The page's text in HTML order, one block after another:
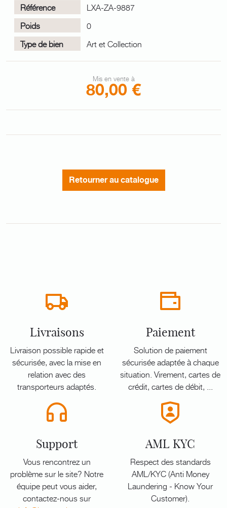
Référence
LXA-ZA-9887
Poids
0
Type de bien
Art et Collection
Mis en vente à
80,00 €
Retourner au catalogue
Livraisons
Livraison possible rapide et
sécurisée, avec la mise en
relation avec des
transporteurs adaptés.
Paiement
Solution de paiement
sécurisée adaptée à chaque
situation. Virement, cartes de
crédit, cartes de débit, ...
Support
Vous rencontrez un
problème sur le site? Notre
équipe peut vous aider,
contactez-nous sur
AML KYC
Respect des standards
AML/KYC (Anti Money
Laundering - Know Your
Customer).